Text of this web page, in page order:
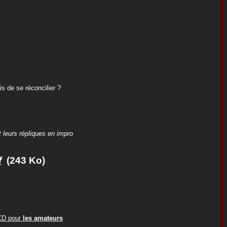
de se réconcilier ?
leurs répliques en impro
(243 Ko)
pour les amateurs